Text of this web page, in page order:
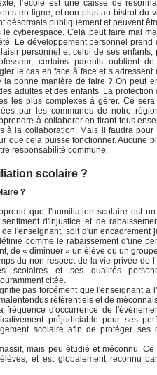
l’école est une caisse de
en ligne, et non plus au bistrot du
désormais publiquement et peuvent
le cyberespace. Cela peut faire mal
Le développement personnel prend
personnel et celui de ses enfants,
certains parents oublient de
le cas en face à face et
bonne manière de faire ? On peut
adultes et des enfants. La protection
les plus complexes à gérer. Ce
par les communes de notre
à collaborer en tirant tous
à la collaboration. Mais il faudra
que cela puisse fonctionner. Aucune
responsabilité commune.
scolaire ?
?
que l'humiliation scolaire est
d'injustice et de
l'enseignant, soit d'un encadrement
comme le rabaissement d'une
de « diminuer » un élève ou un
du non-respect de la vie privée de
scolaires et ses qualités
citée.
pas forcément que l'enseignant a
référentiels et de
d'occurrence de
préjudiciable pour ses
scolaire afin de protéger ses
mais peu étudié et méconnu. Ce
et est globalement reconnu